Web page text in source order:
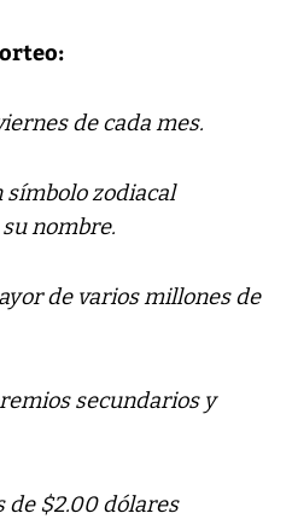
de cada mes.
símbolo zodiacal
nombre.
de varios millones de
secundarios y
de $2.00 dólares